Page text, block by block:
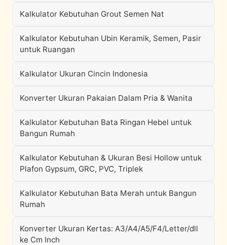
Kalkulator Kebutuhan Grout Semen Nat
Kalkulator Kebutuhan Ubin Keramik, Semen, Pasir
untuk Ruangan
Kalkulator Ukuran Cincin Indonesia
Konverter Ukuran Pakaian Dalam Pria & Wanita
Kalkulator Kebutuhan Bata Ringan Hebel untuk
Bangun Rumah
Kalkulator Kebutuhan & Ukuran Besi Hollow untuk
Plafon Gypsum, GRC, PVC, Triplek
Kalkulator Kebutuhan Bata Merah untuk Bangun
Rumah
Konverter Ukuran Kertas: A3/A4/A5/F4/Letter/dll
ke Cm Inch